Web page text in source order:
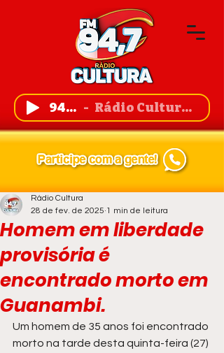
94,7 FM Rádio Cultura de Guanambi
Homem em liberdade
provisória é
encontrado morto em
Guanambi.
Rádio Cultura
28 de fev. de 2025 1 min de leitura
Um homem de 35 anos foi encontrado
morto na tarde desta quinta-feira (27)